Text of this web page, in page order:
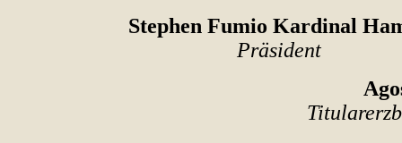
Stephen Fumio Kardinal
Präsident